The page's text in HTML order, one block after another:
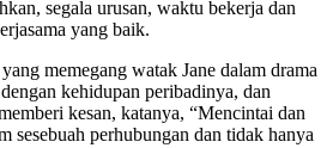
segala urusan, waktu bekerja dan
yang baik.
memegang watak Jane dalam drama
kehidupan peribadinya, dan
kesan, katanya, “Mencintai dan
sesebuah perhubungan dan tidak hanya